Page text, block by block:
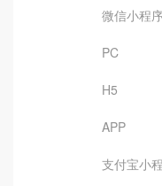
微信小程
PC
H5
APP
支付宝小